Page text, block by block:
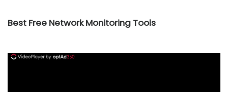
Best Free Network Monitoring Tools